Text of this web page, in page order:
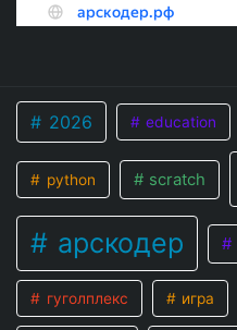
2026 education
python scratch
арскодер
гуголплекс игра